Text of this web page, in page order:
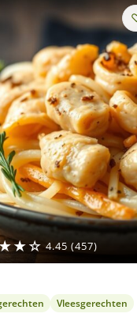
4.45 (457)
Vleesgerechten